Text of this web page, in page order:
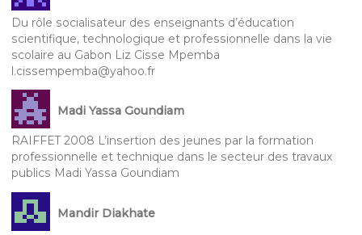
Du rôle socialisateur des enseignants d’éducation
scientifique, technologique et professionnelle dans la vie
scolaire au Gabon Liz Cisse Mpemba
l.cissempemba@yahoo.fr
Madi Yassa Goundiam
RAIFFET 2008 L’insertion des jeunes par la formation
professionnelle et technique dans le secteur des travaux
publics Madi Yassa Goundiam
Mandir Diakhate